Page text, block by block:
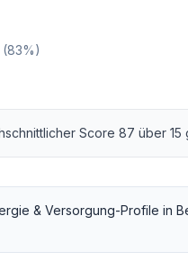
(83%)
Score 87 über 15
& Versorgung-Profile in